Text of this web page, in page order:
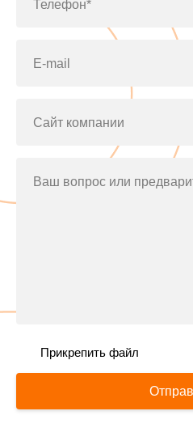
Телефон*
E-mail
Сайт компании
Ваш вопрос или
Прикрепить файл